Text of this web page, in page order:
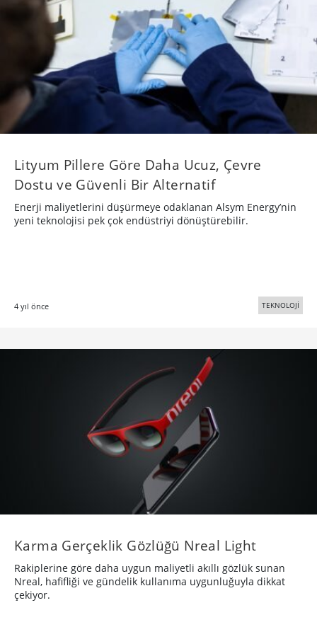
Lityum Pillere Göre Daha Ucuz, Çevre
Dostu ve Güvenli Bir Alternatif
Enerji maliyetlerini düşürmeye odaklanan Alsym Energy’nin
yeni teknolojisi pek çok endüstriyi dönüştürebilir.
4 yıl önce TEKNOLOJİ
Karma Gerçeklik Gözlüğü Nreal Light
Rakiplerine göre daha uygun maliyetli akıllı gözlük sunan
Nreal, hafifliği ve gündelik kullanıma uygunluğuyla dikkat
çekiyor.